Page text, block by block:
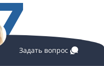
Задать вопрос